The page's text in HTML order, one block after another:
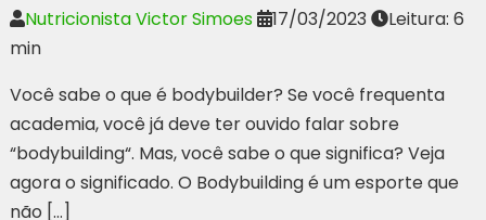
Nutricionista Victor Simoes 17/03/2023
Leitura: 6
min
Você sabe o que é bodybuilder? Se você frequenta
academia, você já deve ter ouvido falar sobre
“bodybuilding“. Mas, você sabe o que significa? Veja
agora o significado. O Bodybuilding é um esporte que
não […]